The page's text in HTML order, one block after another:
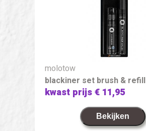
molotow
blackiner set brush & refill
kwast prijs€ 11,95
Bekijken